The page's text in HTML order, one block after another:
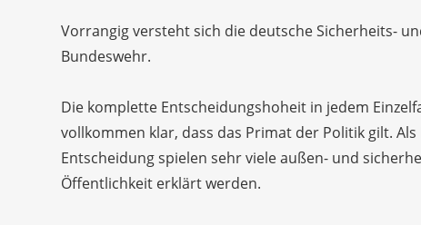
Vorrangig versteht sich die deutsche Sicherheits-
Bundeswehr.
Die komplette Entscheidungshoheit in jedem
vollkommen klar, dass das Primat der Politik gilt.
Entscheidung spielen sehr viele außen- und
Öffentlichkeit erklärt werden.